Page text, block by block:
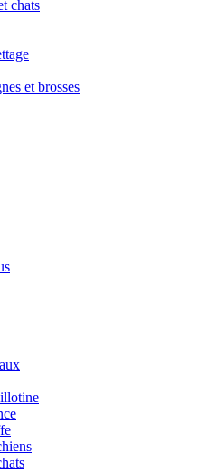
chats
et brosses